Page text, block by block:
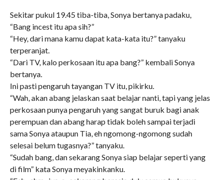
Sekitar pukul 19.45 tiba-tiba, Sonya bertanya padaku,
“Bang incest itu apa sih?”
“Hey, dari mana kamu dapat kata-kata itu?” tanyaku
terperanjat.
“Dari TV, kalo perkosaan itu apa bang?” kembali Sonya
bertanya.
Ini pasti pengaruh tayangan TV itu, pikirku.
“Wah, akan abang jelaskan saat belajar nanti, tapi yang jelas
perkosaan punya pengaruh yang sangat buruk bagi anak
perempuan dan abang harap tidak boleh sampai terjadi
sama Sonya ataupun Tia, eh ngomong-ngomong sudah
selesai belum tugasnya?” tanyaku.
“Sudah bang, dan sekarang Sonya siap belajar seperti yang
di film” kata Sonya meyakinkanku.